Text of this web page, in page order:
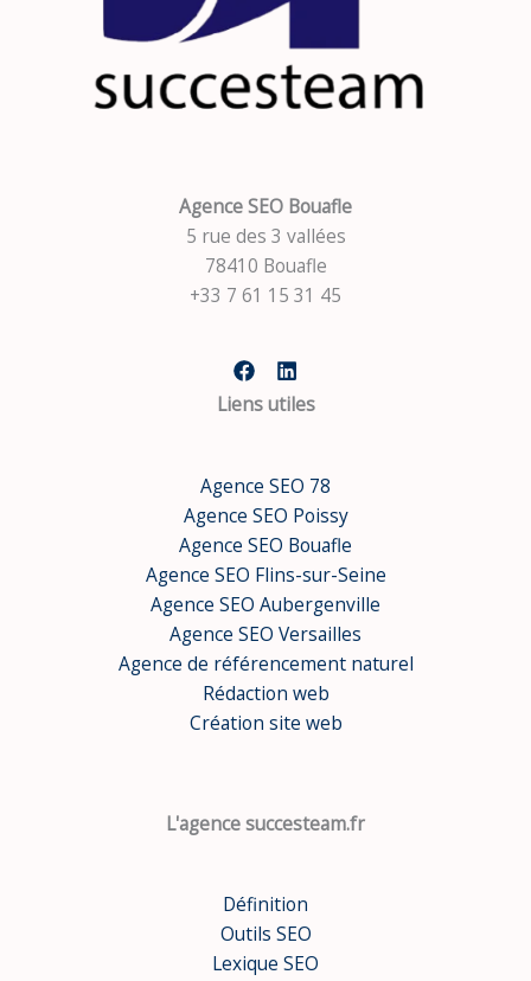
Agence SEO Bouafle
5 rue des 3 vallées
78410 Bouafle
+33 7 61 15 31 45
Liens utiles
Agence SEO 78
Agence SEO Poissy
Agence SEO Bouafle
Agence SEO Flins-sur-Seine
Agence SEO Aubergenville
Agence SEO Versailles
Agence de référencement naturel
Rédaction web
Création site web
L'agence succesteam.fr
Définition
Outils SEO
Lexique SEO